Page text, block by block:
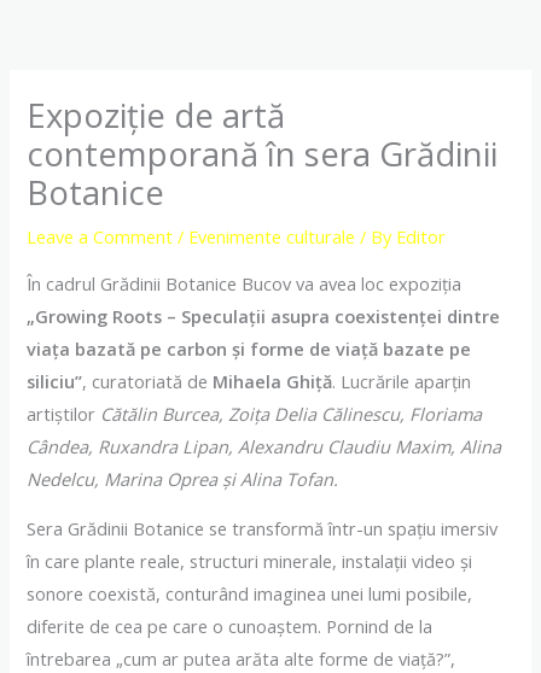
Expoziție de artă
contemporană în sera Grădinii
Botanice
Leave a Comment / Evenimente culturale / By Editor
În cadrul Grădinii Botanice Bucov va avea loc expoziția
„Growing Roots – Speculații asupra coexistenței dintre
viața bazată pe carbon și forme de viață bazate pe
siliciu”, curatoriată de Mihaela Ghiță. Lucrările aparțin
artiștilor Cătălin Burcea, Zoița Delia Călinescu, Floriama
Cândea, Ruxandra Lipan, Alexandru Claudiu Maxim, Alina
Nedelcu, Marina Oprea și Alina Tofan.
Sera Grădinii Botanice se transformă într-un spațiu imersiv
în care plante reale, structuri minerale, instalații video și
sonore coexistă, conturând imaginea unei lumi posibile,
diferite de cea pe care o cunoaștem. Pornind de la
întrebarea „cum ar putea arăta alte forme de viață?”,